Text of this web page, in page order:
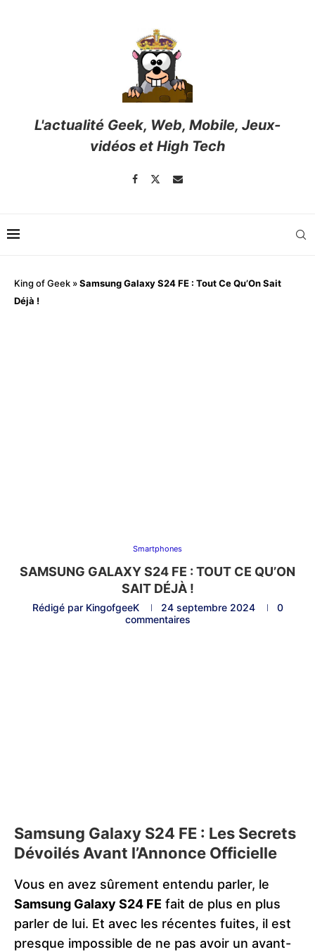
L'actualité Geek, Web, Mobile, Jeux-
vidéos et High Tech
King of Geek »Samsung Galaxy S24 FE : Tout Ce Qu’On Sait
Déjà !
Smartphones
SAMSUNG GALAXY S24 FE : TOUT CE QU’ON
SAIT DÉJÀ !
Rédigé par KingofgeeK 24 septembre 2024
0
commentaires
Samsung Galaxy S24 FE : Les Secrets
Dévoilés Avant l’Annonce Officielle
Vous en avez sûrement entendu parler, le
Samsung Galaxy S24 FE fait de plus en plus
parler de lui. Et avec les récentes fuites, il est
presque impossible de ne pas avoir un avant-